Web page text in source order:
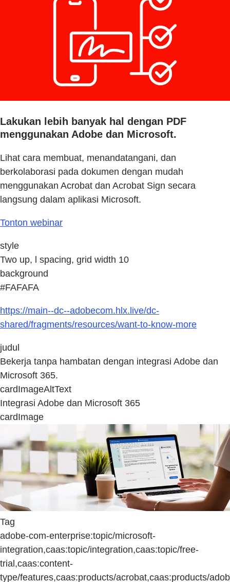
Lakukan lebih banyak hal dengan PDF
menggunakan Adobe dan Microsoft.
Lihat cara membuat, menandatangani, dan
berkolaborasi pada dokumen dengan mudah
menggunakan Acrobat dan Acrobat Sign secara
langsung dalam aplikasi Microsoft.
Tonton webinar
style
Two up, l spacing, grid width 10
background
#FAFAFA
https://main--dc--adobecom.hlx.live/dc-
shared/fragments/resources/want-to-know-more
judul
Bekerja tanpa hambatan dengan integrasi Adobe dan
Microsoft 365.
cardImageAltText
Integrasi Adobe dan Microsoft 365
cardImage
Tag
adobe-com-enterprise:topic/microsoft-
integration,caas:topic/integration,caas:topic/free-
trial,caas:content-
type/features,caas:products/acrobat,caas:products/adob